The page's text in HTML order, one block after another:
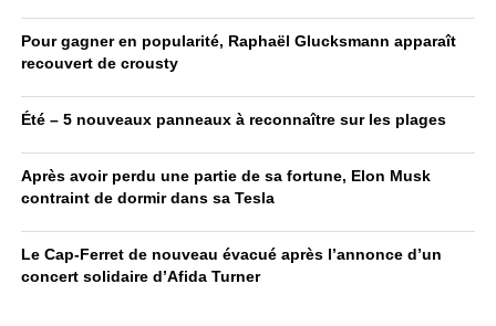
Pour gagner en popularité, Raphaël Glucksmann apparaît
recouvert de crousty
Été – 5 nouveaux panneaux à reconnaître sur les plages
Après avoir perdu une partie de sa fortune, Elon Musk
contraint de dormir dans sa Tesla
Le Cap-Ferret de nouveau évacué après l’annonce d’un
concert solidaire d’Afida Turner